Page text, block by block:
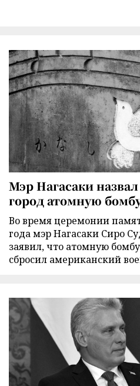
Мэр Нагасаки
город атомную
Во время церемонии
года мэр Нагасаки Сиро
заявил, что атомную
сбросил американский